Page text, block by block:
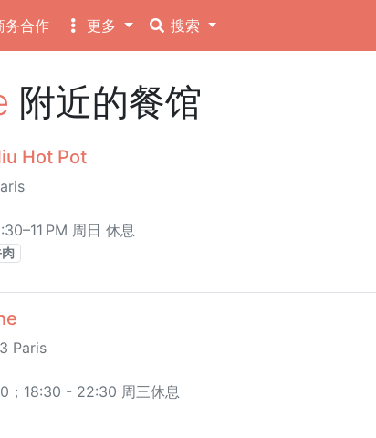
务合作 更多 搜索
附近的餐馆
Hot Pot
PM 周日 休息
Paris
；18:30 - 22:30 周三休息